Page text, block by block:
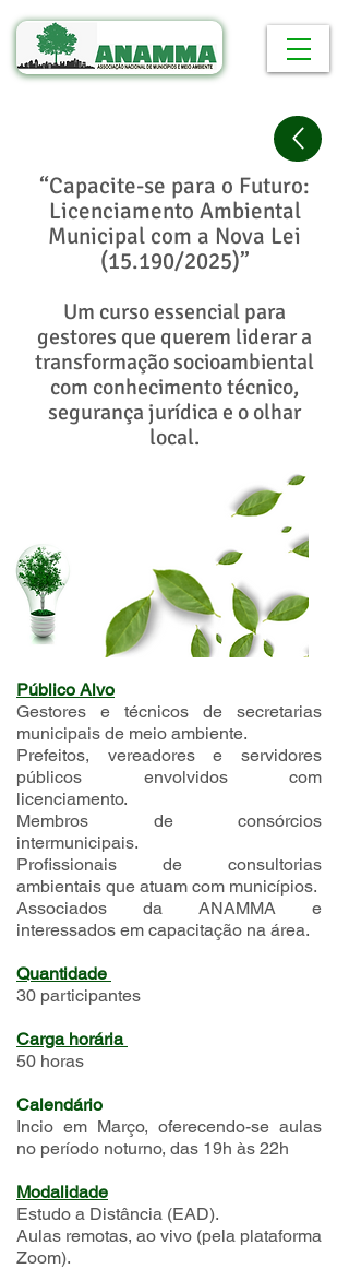
“Capacite-se para o Futuro:
Licenciamento Ambiental
Municipal com a Nova Lei
(15.190/2025)”
Um curso essencial para
gestores que querem liderar a
transformação socioambiental
com conhecimento técnico,
segurança jurídica e o olhar
local.
Público Alvo
Gestores e técnicos de secretarias
municipais de meio ambiente.
Prefeitos, vereadores e servidores
públicos envolvidos com
licenciamento.
Membros de consórcios
intermunicipais.
Profissionais de consultorias
ambientais que atuam com municípios.
Associados da ANAMMA e
interessados em capacitação na área.
Quantidade
30 participantes
Carga horária
50 horas
Calendário
Incio em Março, oferecendo-se aulas
no período noturno, das 19h às 22h
Modalidade
Estudo a Distância (EAD).
Aulas remotas, ao vivo (pela plataforma
Zoom).